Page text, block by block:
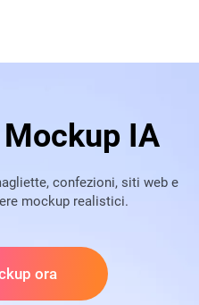
IA
confezioni, siti web e
mockup realistici.
ora